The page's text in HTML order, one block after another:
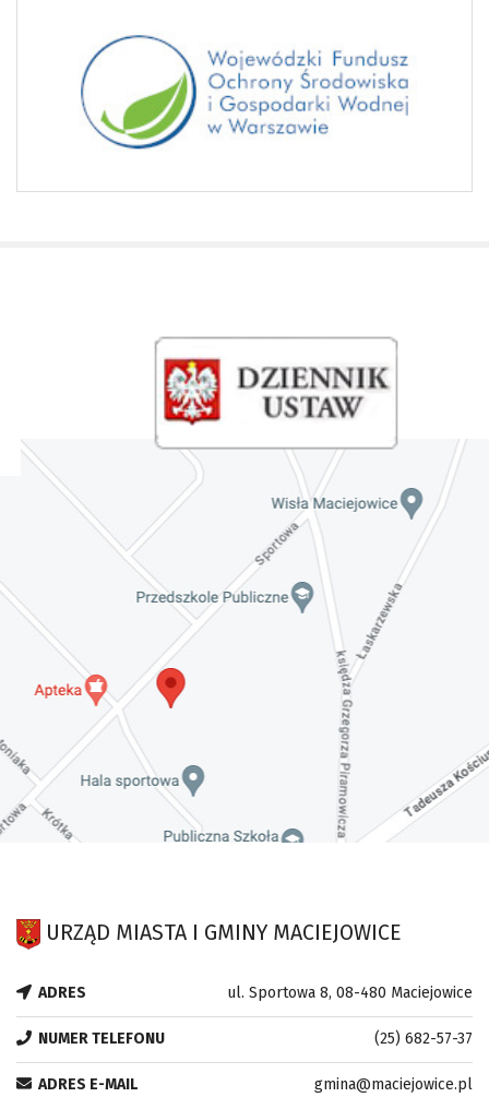
URZĄD MIASTA I GMINY MACIEJOWICE
ADRES ul. Sportowa 8, 08-480 Maciejowice
NUMER TELEFONU (25) 682-57-37
ADRES E-MAIL gmina@maciejowice.pl